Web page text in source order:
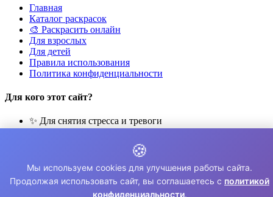
Главная
Каталог раскрасок
🎨 Раскрасить онлайн
Для взрослых
Для детей
Правила использования
Политика конфиденциальности
Для кого этот сайт?
✨ Для снятия стресса и тревоги
🧘 Для медитации и расслабления
👨‍👩‍👧‍👦 Для семейного досуга
© 2026 Раскраски Антистресс. Все права защищены.
🍪
Мы используем cookies для улучшения работы сайта.
Продолжая использовать сайт, вы соглашаетесь с политикой
конфиденциальности.